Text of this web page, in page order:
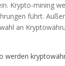
Krypto-mining
führt.
an
werden